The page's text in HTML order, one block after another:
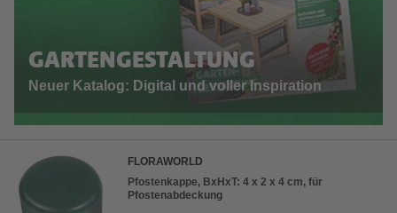
GARTENGESTALTUNG
Neuer Katalog: Digital und voller Inspiration
FLORAWORLD
Pfostenkappe, BxHxT: 4 x 2 x 4 cm, für
Pfostenabdeckung